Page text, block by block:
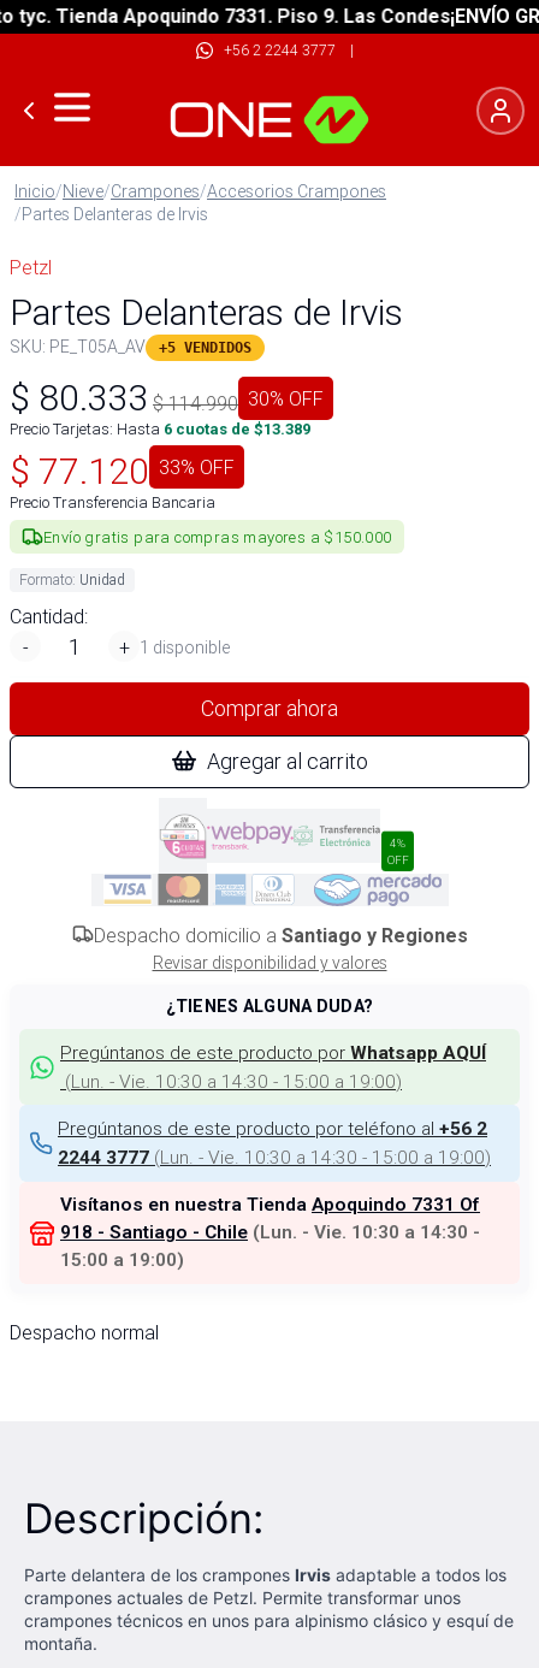
Tienda Apoquindo 7331. Piso 9. Las Condes¡ENVÍO
+56 2 2244 3777 |
Inicio/Nieve/Crampones/Accesorios Crampones
/Partes Delanteras de Irvis
Petzl
Partes Delanteras de Irvis
SKU: PE_T05A_AV +5 VENDIDOS
$ 80.333 $114.990 30% OFF
Precio Tarjetas: Hasta 6 cuotas de $13.389
$ 77.120 33% OFF
Precio Transferencia Bancaria
Envío gratis para compras mayores a $150.000
Formato: Unidad
Cantidad:
-
+ 1 disponible
Comprar ahora
Agregar al carrito
4%
OFF
Despacho domicilio a Santiago y Regiones
Revisar disponibilidad y valores
¿TIENES ALGUNA DUDA?
Pregúntanos de este producto por Whatsapp AQUÍ
(Lun. - Vie. 10:30 a 14:30 - 15:00 a 19:00)
Pregúntanos de este producto por teléfono al +56 2
2244 3777 (Lun. - Vie. 10:30 a 14:30 - 15:00 a 19:00)
Visítanos en nuestra Tienda Apoquindo 7331 Of
918 - Santiago - Chile (Lun. - Vie. 10:30 a 14:30 -
15:00 a 19:00)
Despacho normal
Descripción:
Parte delantera de los crampones Irvis adaptable a todos los
crampones actuales de Petzl. Permite transformar unos
crampones técnicos en unos para alpinismo clásico y esquí de
montaña.